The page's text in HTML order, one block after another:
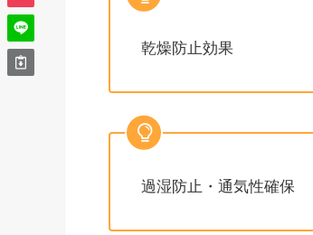
乾燥防止効果
過湿防止・通気性確保